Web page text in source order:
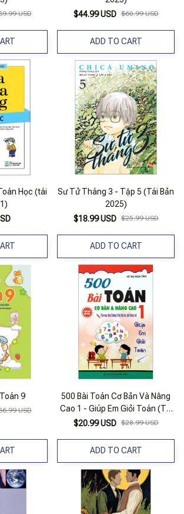
USD
$44.99 USD $60.99 USD
ADD TO CART
Học (tái
Sư Tử Tháng 3 - Tập 5 (Tái Bản
2025)
$18.99 USD $25.99 USD
ADD TO CART
9
USD
500 Bài Toán Cơ Bản Và Nâng
Cao 1 - Giúp Em Giỏi Toán (Tái
Bản 2024)
$20.99 USD $28.99 USD
ADD TO CART